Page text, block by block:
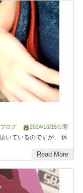
ブログ 2024/10/15公開
いているのですが、 休
Read More